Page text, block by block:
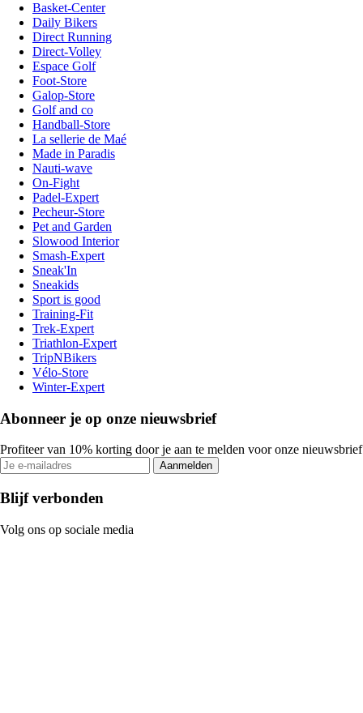
Basket-Center
Daily Bikers
Direct Running
Direct-Volley
Espace Golf
Foot-Store
Galop-Store
Golf and co
Handball-Store
La sellerie de Maé
Made in Paradis
Nauti-wave
On-Fight
Padel-Expert
Pecheur-Store
Pet and Garden
Slowood Interior
Smash-Expert
Sneak'In
Sneakids
Sport is good
Training-Fit
Trek-Expert
Triathlon-Expert
TripNBikers
Vélo-Store
Winter-Expert
Abonneer je op onze nieuwsbrief
Profiteer van 10% korting door je aan te melden voor onze nieuwsbrief
Aanmelden
Blijf verbonden
Volg ons op sociale media